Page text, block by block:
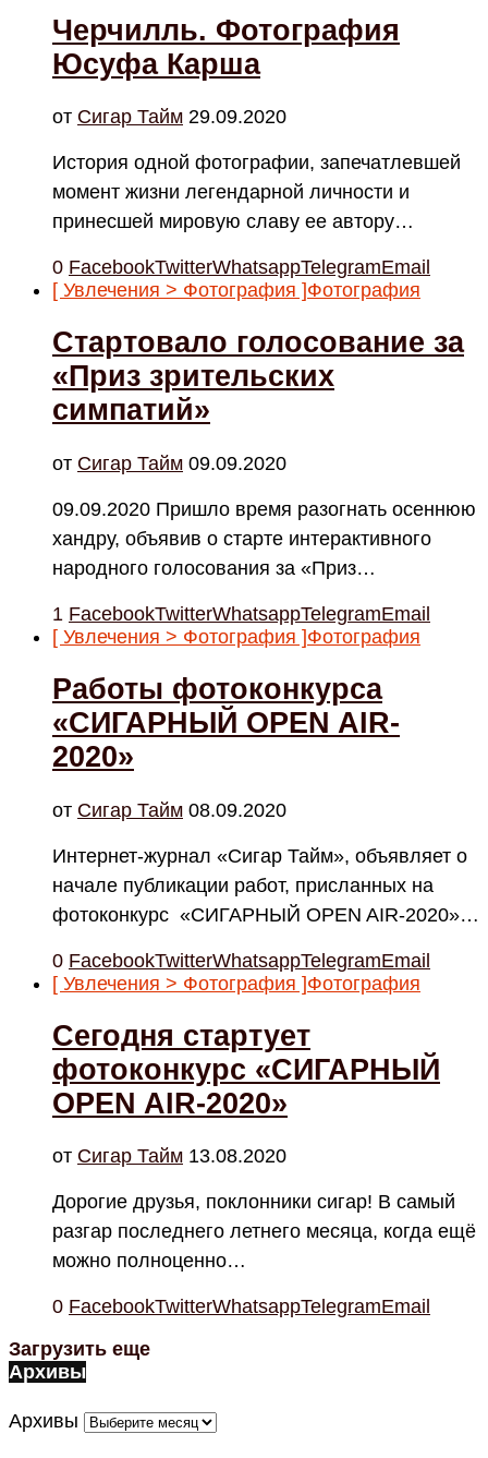
Черчилль. Фотография
Юсуфа Карша
от Cигар Тайм 29.09.2020
История одной фотографии, запечатлевшей
момент жизни легендарной личности и
принесшей мировую славу ее автору…
0 FacebookTwitterWhatsappTelegramEmail
[ Увлечения > Фотография ]Фотография
Стартовало голосование за
«Приз зрительских
симпатий»
от Cигар Тайм 09.09.2020
09.09.2020 Пришло время разогнать осеннюю
хандру, объявив о старте интерактивного
народного голосования за «Приз…
1 FacebookTwitterWhatsappTelegramEmail
[ Увлечения > Фотография ]Фотография
Работы фотоконкурса
«СИГАРНЫЙ OPEN AIR-
2020»
от Cигар Тайм 08.09.2020
Интернет-журнал «Сигар Тайм», объявляет о
начале публикации работ, присланных на
фотоконкурс «СИГАРНЫЙ OPEN AIR-2020»…
0 FacebookTwitterWhatsappTelegramEmail
[ Увлечения > Фотография ]Фотография
Сегодня стартует
фотоконкурс «СИГАРНЫЙ
OPEN AIR-2020»
от Cигар Тайм 13.08.2020
Дорогие друзья, поклонники сигар! В самый
разгар последнего летнего месяца, когда ещё
можно полноценно…
0 FacebookTwitterWhatsappTelegramEmail
Загрузить еще
Архивы
Архивы